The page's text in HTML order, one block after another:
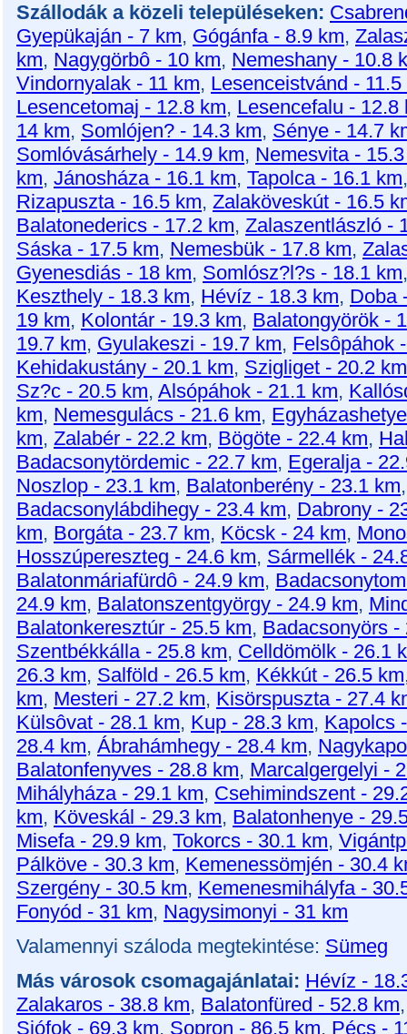
Szállodák a közeli településeken:
Gyepükaján - 7 km, Gógánfa - 8.9 km,
km, Nagygörbô - 10 km, Nemeshany - 10.8
Vindornyalak - 11 km, Lesenceistvánd - 11.5
Lesencetomaj - 12.8 km, Lesencefalu - 12.8
14 km, Somlójen? - 14.3 km, Sénye - 14.7
Somlóvásárhely - 14.9 km, Nemesvita -
km, Jánosháza - 16.1 km, Tapolca - 16.1 km
Rizapuszta - 16.5 km, Zalaköveskút - 16.5
Balatonederics - 17.2 km, Zalaszentlászló -
Sáska - 17.5 km, Nemesbük - 17.8 km,
Gyenesdiás - 18 km, Somlósz?l?s - 18.1 km
Keszthely - 18.3 km, Hévíz - 18.3 km, Doba
19 km, Kolontár - 19.3 km, Balatongyörök -
19.7 km, Gyulakeszi - 19.7 km, Felsôpáhok
Kehidakustány - 20.1 km, Szigliget - 20.2 km
Sz?c - 20.5 km, Alsópáhok - 21.1 km,
km, Nemesgulács - 21.6 km,
km, Zalabér - 22.2 km, Bögöte - 22.4 km,
Badacsonytördemic - 22.7 km, Egeralja -
Noszlop - 23.1 km, Balatonberény - 23.1 km
Badacsonylábdihegy - 23.4 km, Dabrony -
km, Borgáta - 23.7 km, Köcsk - 24 km,
Hosszúpereszteg - 24.6 km, Sármellék -
Balatonmáriafürdô - 24.9 km,
24.9 km, Balatonszentgyörgy - 24.9 km,
Balatonkeresztúr - 25.5 km, Badacsonyörs -
Szentbékkálla - 25.8 km, Celldömölk - 26.1
26.3 km, Salföld - 26.5 km, Kékkút - 26.5 km
km, Mesteri - 27.2 km, Kisörspuszta - 27.4
Külsôvat - 28.1 km, Kup - 28.3 km, Kapolcs
28.4 km, Ábrahámhegy - 28.4 km,
Balatonfenyves - 28.8 km, Marcalgergelyi -
Mihályháza - 29.1 km, Csehimindszent -
km, Köveskál - 29.3 km, Balatonhenye -
Misefa - 29.9 km, Tokorcs - 30.1 km,
Pálköve - 30.3 km, Kemenessömjén - 30.4
Szergény - 30.5 km, Kemenesmihályfa -
Fonyód - 31 km, Nagysimonyi - 31 km
Valamennyi száloda megtekintése: Sümeg
Más városok csomagajánlatai: Hévíz -
Zalakaros - 38.8 km, Balatonfüred - 52.8 km
Siófok - 69.3 km, Sopron - 86.5 km, Pécs -